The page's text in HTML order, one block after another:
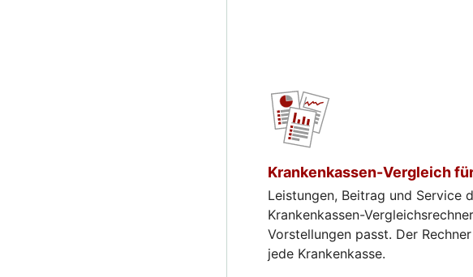
Krankenkassen-Vergleich
Leistungen, Beitrag und Service
Krankenkassen-
Vorstellungen passt. Der
jede Krankenkasse.